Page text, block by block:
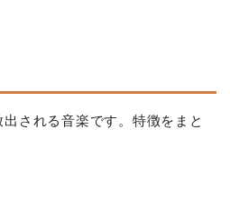
される音楽です。特徴をまと